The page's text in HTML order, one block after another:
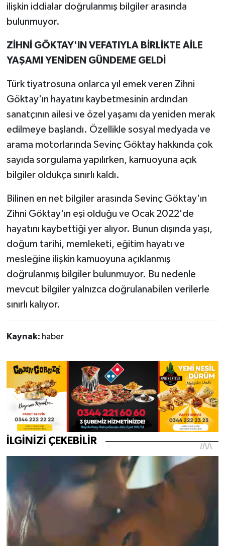
ilişkin iddialar doğrulanmış bilgiler arasında
bulunmuyor.
ZİHNİ GÖKTAY'IN VEFATIYLA BİRLİKTE AİLE
YAŞAMI YENİDEN GÜNDEME GELDİ
Türk tiyatrosuna onlarca yıl emek veren Zihni
Göktay'ın hayatını kaybetmesinin ardından
sanatçının ailesi ve özel yaşamı da yeniden merak
edilmeye başlandı. Özellikle sosyal medyada ve
arama motorlarında Sevinç Göktay hakkında çok
sayıda sorgulama yapılırken, kamuoyuna açık
bilgiler oldukça sınırlı kaldı.
Bilinen en net bilgiler arasında Sevinç Göktay'ın
Zihni Göktay'ın eşi olduğu ve Ocak 2022'de
hayatını kaybettiği yer alıyor. Bunun dışında yaşı,
doğum tarihi, memleketi, eğitim hayatı ve
mesleğine ilişkin kamuoyuna açıklanmış
doğrulanmış bilgiler bulunmuyor. Bu nedenle
mevcut bilgiler yalnızca doğrulanabilen verilerle
sınırlı kalıyor.
Kaynak: haber